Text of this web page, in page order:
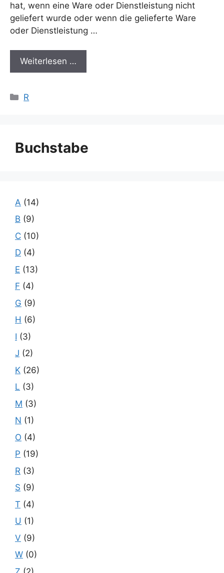
hat, wenn eine Ware oder Dienstleistung nicht
geliefert wurde oder wenn die gelieferte Ware
oder Dienstleistung …
Weiterlesen …
Kategorien
R
Buchstabe
A (14)
B (9)
C (10)
D (4)
E (13)
F (4)
G (9)
H (6)
I (3)
J (2)
K (26)
L (3)
M (3)
N (1)
O (4)
P (19)
R (3)
S (9)
T (4)
U (1)
V (9)
W (0)